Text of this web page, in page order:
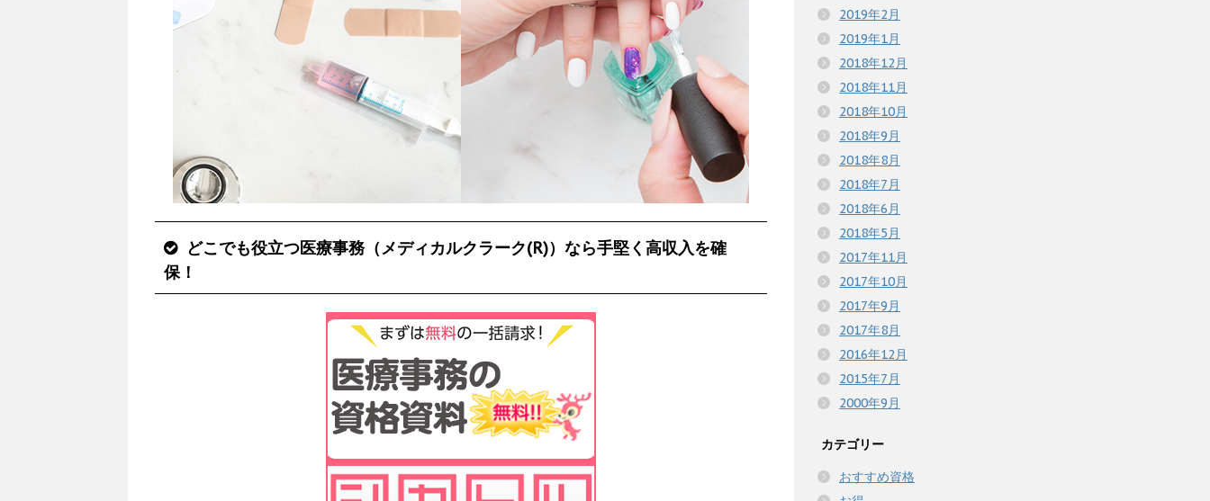
どこでも役立つ医療事務（メディカルクラーク(R)）なら手堅く高収入を確
保！
2019年2月
2019年1月
2018年12月
2018年11月
2018年10月
2018年9月
2018年8月
2018年7月
2018年6月
2018年5月
2017年11月
2017年10月
2017年9月
2017年8月
2016年12月
2015年7月
2000年9月
カテゴリー
おすすめ資格